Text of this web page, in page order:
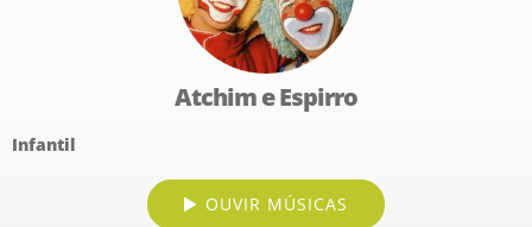
Atchim e Espirro
Infantil
OUVIR MÚSICAS